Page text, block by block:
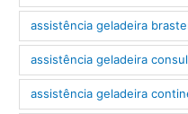
assistência geladeira
assistência geladeira consul
assistência geladeira